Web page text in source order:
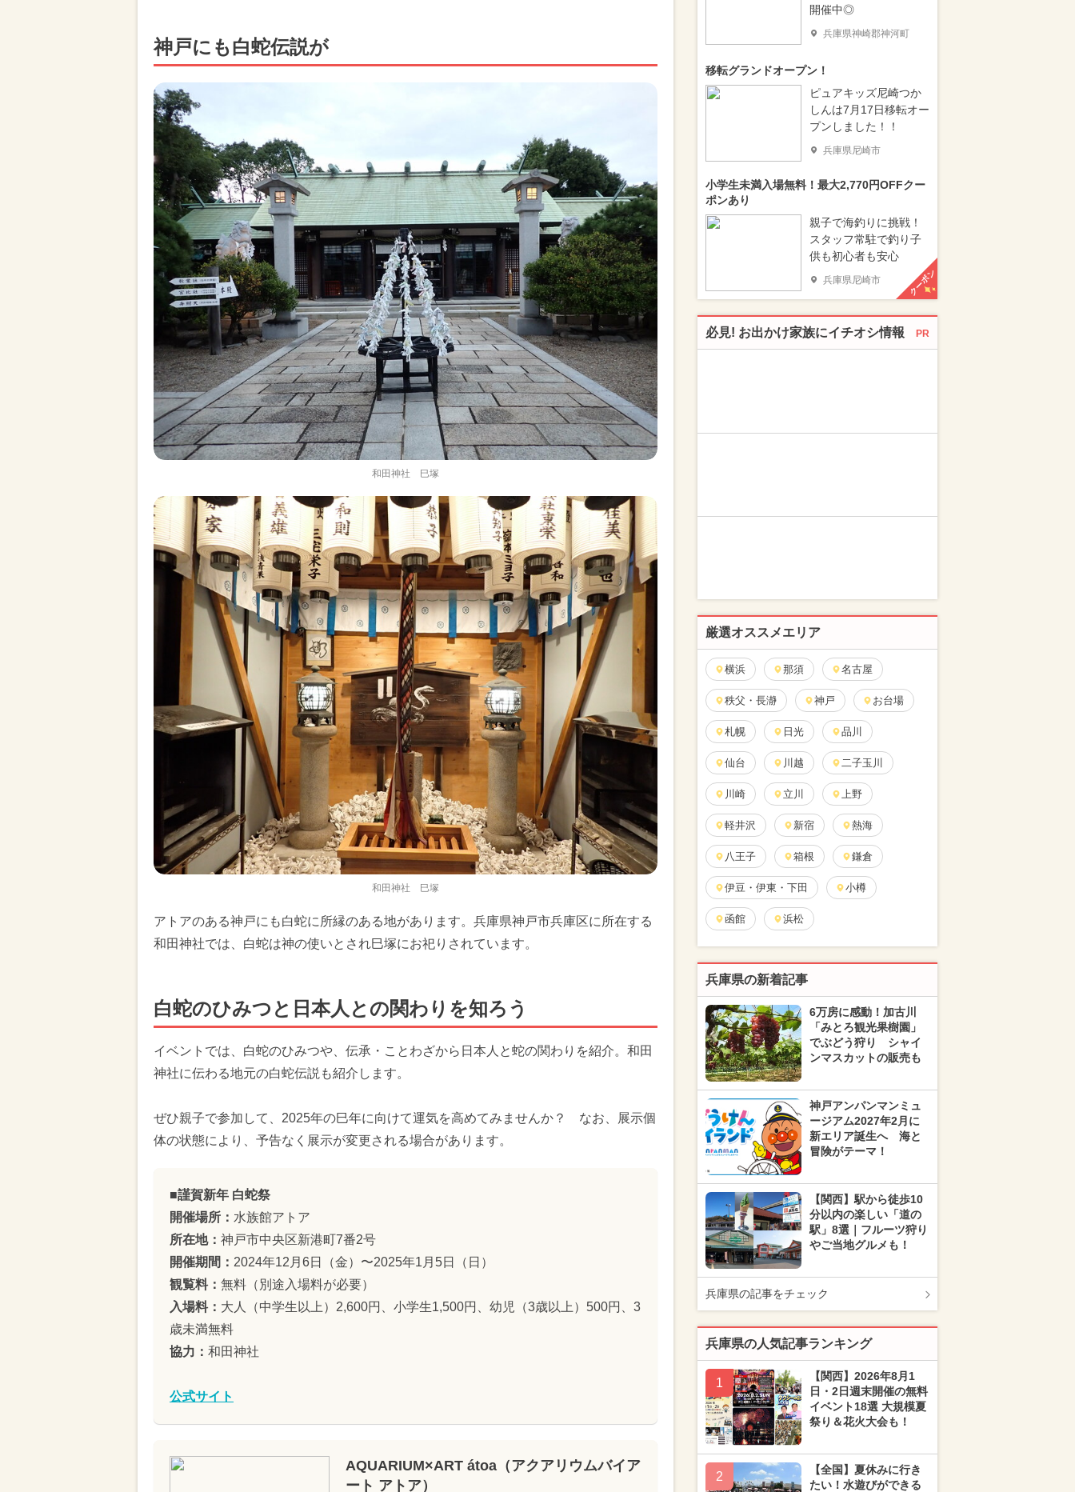
神戸にも白蛇伝説が
和田神社 巳塚
和田神社 巳塚
アトアのある神戸にも白蛇に所縁のある地があります。兵庫県神戸市兵庫区に所在する
和田神社では、白蛇は神の使いとされ巳塚にお祀りされています。
白蛇のひみつと日本人との関わりを知ろう
イベントでは、白蛇のひみつや、伝承・ことわざから日本人と蛇の関わりを紹介。和田
神社に伝わる地元の白蛇伝説も紹介します。
ぜひ親子で参加して、2025年の巳年に向けて運気を高めてみませんか？ なお、展示個
体の状態により、予告なく展示が変更される場合があります。
■謹賀新年 白蛇祭
開催場所： 水族館アトア
所在地： 神戸市中央区新港町7番2号
開催期間： 2024年12月6日（金）〜2025年1月5日（日）
観覧料： 無料（別途入場料が必要）
入場料： 大人（中学生以上）2,600円、小学生1,500円、幼児（3歳以上）500円、3
歳未満無料
協力： 和田神社
公式サイト
AQUARIUM×ART átoa（アクアリウムバイア
ート アトア）
開催中◎
兵庫県神崎郡神河町
移転グランドオープン！
ピュアキッズ尼崎つか
しんは7月17日移転オー
プンしました！！
兵庫県尼崎市
小学生未満入場無料！最大2,770円OFFクー
ポンあり
親子で海釣りに挑戦！
スタッフ常駐で釣り子
供も初心者も安心
兵庫県尼崎市 クーポン
必見! お出かけ家族にイチオシ情報 PR
厳選オススメエリア
横浜 那須 名古屋
秩父・長瀞 神戸 お台場
札幌 日光 品川
仙台 川越 二子玉川
川崎 立川 上野
軽井沢 新宿 熱海
八王子 箱根 鎌倉
伊豆・伊東・下田 小樽
函館 浜松
兵庫県の新着記事
6万房に感動！加古川
「みとろ観光果樹園」
でぶどう狩り シャイ
ンマスカットの販売も
神戸アンパンマンミュ
ージアム2027年2月に
新エリア誕生へ 海と
冒険がテーマ！
【関西】駅から徒歩10
分以内の楽しい「道の
駅」8選｜フルーツ狩り
やご当地グルメも！
兵庫県の記事をチェック
兵庫県の人気記事ランキング
1
【関西】2026年8月1
日・2日週末開催の無料
イベント18選 大規模夏
祭り＆花火大会も！
2
【全国】夏休みに行き
たい！水遊びができる